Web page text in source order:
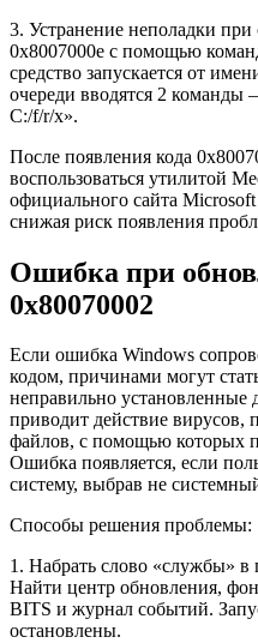
3. Устранение неполадки
0x8007000e с помощью
средство запускается от
очереди вводятся 2 команды
C:/f/r/x».
После появления кода
воспользоваться утилитой
официального сайта
снижая риск появления
Ошибка при
0x80070002
Если ошибка Windows
кодом, причинами могут
неправильно установленные
приводит действие вирусов,
файлов, с помощью которых
Ошибка появляется, если
систему, выбрав не
Способы решения проблемы:
1. Набрать слово «службы» в
Найти центр обновления,
BITS и журнал событий.
остановлены.